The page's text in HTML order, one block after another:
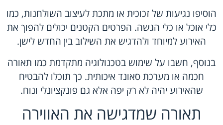
הוסיפו נגיעות של זכוכית או מתכת לעיצוב השולחנות, כמו
כלי אוכל או כלי הגשה. הפרטים הקטנים יכולים להפוך את
האירוע למיוחד ולהדגיש את השילוב בין החדש לישן.
בנוסף, חשבו על שימוש בטכנולוגיה מתקדמת כמו תאורה
חכמה או מערכת סאונד איכותית. כך תוכלו להבטיח
שהאירוע יהיה לא רק יפה אלא גם פונקציונלי ונוח.
תאורה שמדגישה את האווירה